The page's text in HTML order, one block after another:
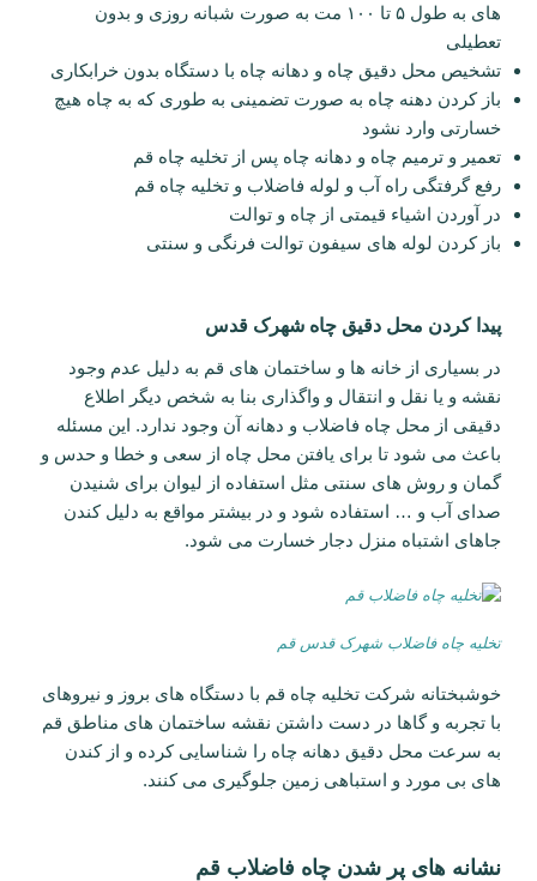
های به طول ۵ تا ۱۰۰ مت به صورت شبانه روزی و بدون
تعطیلی
تشخیص محل دقیق چاه و دهانه چاه با دستگاه بدون خرابکاری
باز کردن دهنه چاه به صورت تضمینی به طوری که به چاه هیچ
خسارتی وارد نشود
تعمیر و ترمیم چاه و دهانه چاه پس از تخلیه چاه قم
رفع گرفتگی راه آب و لوله فاضلاب و تخلیه چاه قم
در آوردن اشیاء قیمتی از چاه و توالت
باز کردن لوله های سیفون توالت فرنگی و سنتی
پیدا کردن محل دقیق چاه شهرک قدس
در بسیاری از خانه ها و ساختمان های قم به دلیل عدم وجود
نقشه و یا نقل و انتقال و واگذاری بنا به شخص دیگر اطلاع
دقیقی از محل چاه فاضلاب و دهانه آن وجود ندارد. این مسئله
باعث می شود تا برای یافتن محل چاه از سعی و خطا و حدس و
گمان و روش های سنتی مثل استفاده از لیوان برای شنیدن
صدای آب و … استفاده شود و در بیشتر مواقع به دلیل کندن
جاهای اشتباه منزل دجار خسارت می شود.
تخلیه چاه فاضلاب شهرک قدس قم
خوشبختانه شرکت تخلیه چاه قم با دستگاه های بروز و نیروهای
با تجربه و گاها در دست داشتن نقشه ساختمان های مناطق قم
به سرعت محل دقیق دهانه چاه را شناسایی کرده و از کندن
های بی مورد و استباهی زمین جلوگیری می کنند.
نشانه های پر شدن چاه فاضلاب قم